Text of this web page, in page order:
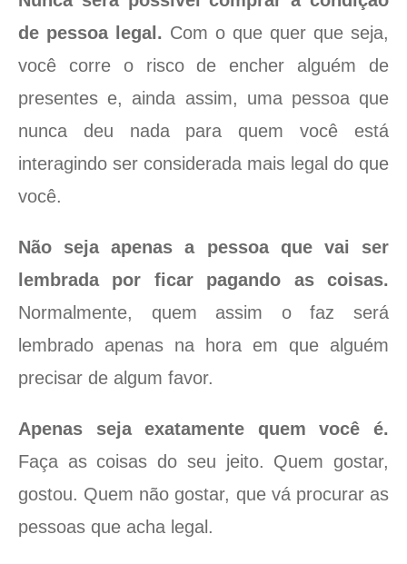
de pessoa legal. Com o que quer que seja,
você corre o risco de encher alguém de
presentes e, ainda assim, uma pessoa que
nunca deu nada para quem você está
interagindo ser considerada mais legal do que
você.
Não seja apenas a pessoa que vai ser
lembrada por ficar pagando as coisas.
Normalmente, quem assim o faz será
lembrado apenas na hora em que alguém
precisar de algum favor.
Apenas seja exatamente quem você é.
Faça as coisas do seu jeito. Quem gostar,
gostou. Quem não gostar, que vá procurar as
pessoas que acha legal.